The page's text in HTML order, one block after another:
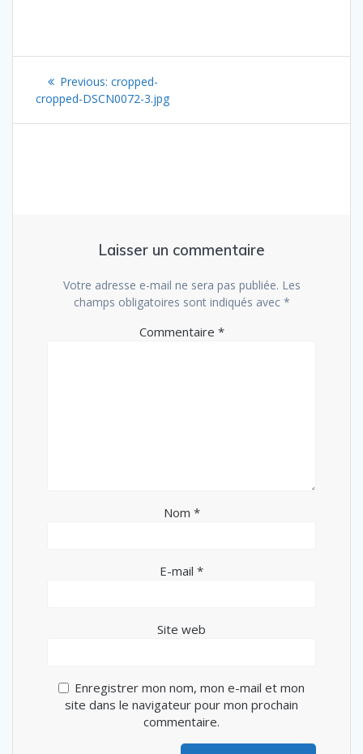
Navigation
de
Previous: Previous
post:
cropped-
cropped-DSCN0072-3.jpg
Laisser un commentaire
Votre adresse e-mail ne sera pas publiée. Les
champs obligatoires sont indiqués avec *
Commentaire *
Nom *
E-mail *
Site web
Enregistrer mon nom, mon e-mail et mon
site dans le navigateur pour mon prochain
commentaire.